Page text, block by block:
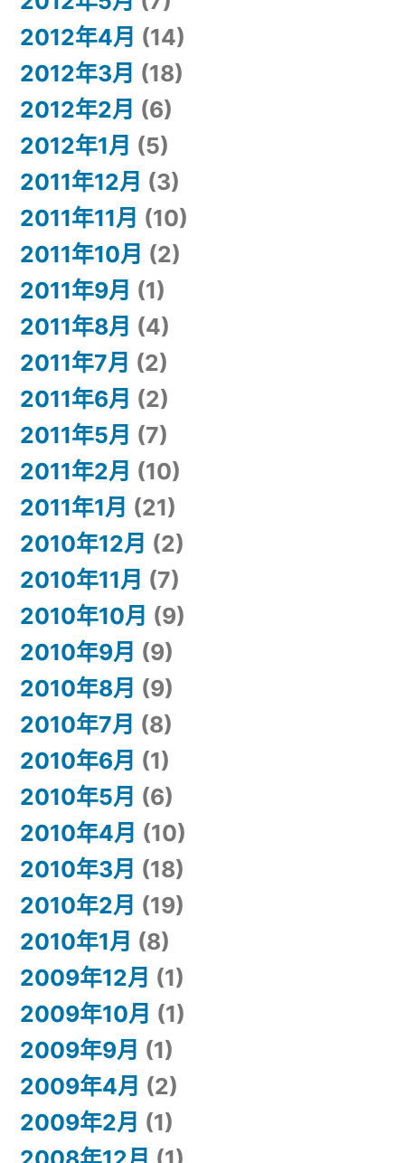
2012年4月 (14)
2012年3月 (18)
2012年2月 (6)
2012年1月 (5)
2011年12月 (3)
2011年11月 (10)
2011年10月 (2)
2011年9月 (1)
2011年8月 (4)
2011年7月 (2)
2011年6月 (2)
2011年5月 (7)
2011年2月 (10)
2011年1月 (21)
2010年12月 (2)
2010年11月 (7)
2010年10月 (9)
2010年9月 (9)
2010年8月 (9)
2010年7月 (8)
2010年6月 (1)
2010年5月 (6)
2010年4月 (10)
2010年3月 (18)
2010年2月 (19)
2010年1月 (8)
2009年12月 (1)
2009年10月 (1)
2009年9月 (1)
2009年4月 (2)
2009年2月 (1)